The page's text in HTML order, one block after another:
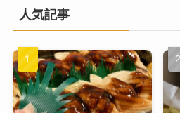
人気記事